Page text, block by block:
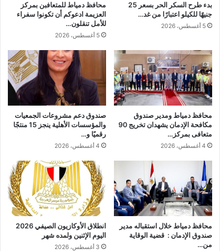
بدء طرح السكر الحر بسعر 25
جنيهًا للكيلو اعتبارًا من غد…
5 أغسطس، 2026
محافظ دمياط للمتعافبن بمركز
العزيمة ادعوكم أن تكونوا سفراء
للأمل تنقلون…
5 أغسطس، 2026
محافظ دمياط ومدير صندوق
مكافحة الإدمان يشهدان تخريج 90
متعافى بمركز…
4 أغسطس، 2026
صندوق دعم مشروعات الجمعيات
والمؤسسات الأهلية ينجز 15 منتجًا
رقميًا و…
4 أغسطس، 2026
محافظ دمياط خلال استقباله مدير
صندوق الإدمان : قضية الوقاية
من…
اليوم الإثنين ولمده شهر
3 أغسطس، 2026